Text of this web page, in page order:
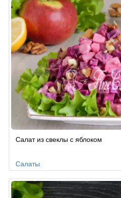
Салат из свеклы с яблоком
Салаты